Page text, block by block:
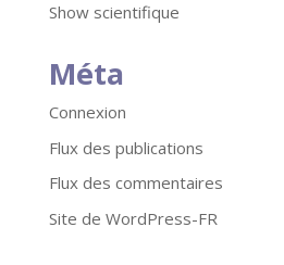
Show scientifique
Méta
Connexion
Flux des publications
Flux des commentaires
Site de WordPress-FR